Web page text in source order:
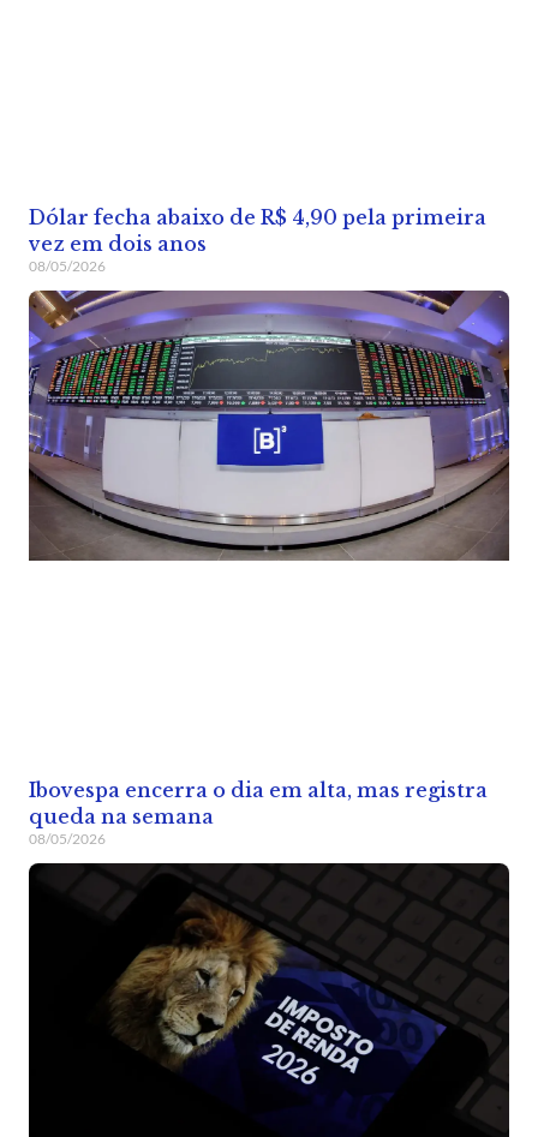
Dólar fecha abaixo de R$ 4,90 pela primeira
vez em dois anos
08/05/2026
Ibovespa encerra o dia em alta, mas registra
queda na semana
08/05/2026